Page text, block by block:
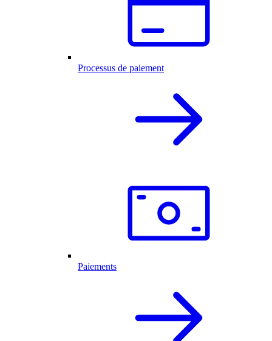
Processus de paiement
Paiements